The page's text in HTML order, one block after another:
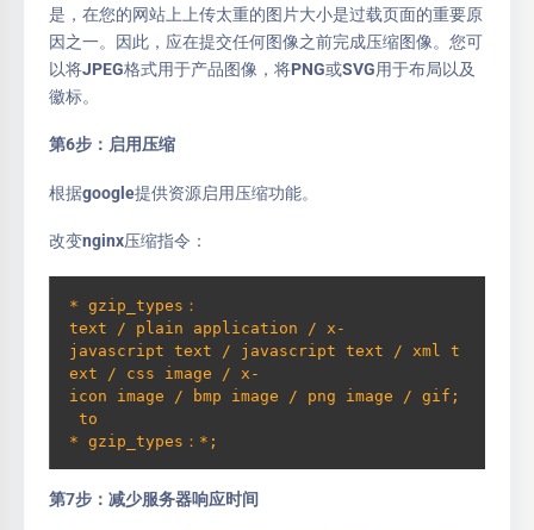
是，在您的网站上上传太重的图片大小是过载页面的重要原
因之一。因此，应在提交任何图像之前完成压缩图像。您可
以将JPEG格式用于产品图像，将PNG或SVG用于布局以及
徽标。
第6步：启用压缩
根据google提供资源启用压缩功能。
改变nginx压缩指令：
* gzip_types：
text / plain application / x-
javascript text / javascript text / xml t
ext / css image / x-
icon image / bmp image / png image / gif;
to
* gzip_types：*;
第7步：减少服务器响应时间